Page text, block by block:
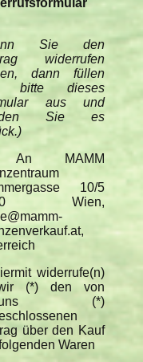
Sie den
widerrufen
dann füllen
bitte dieses
aus und
Sie es
MAMM
10/5
Wien,
widerrufe(n)
(*) den von
uns (*)
über den Kauf
Waren